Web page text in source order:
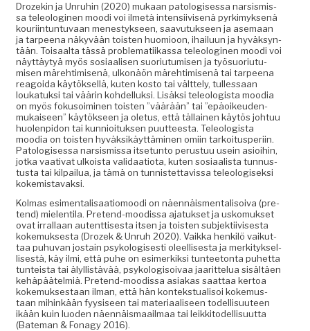
Drozekin ja Unruhin (2020) mukaan patol­o­gises­sa nar­sis­mis­
sa tele­ologi­nen moo­di voi ilmetä inten­si­ivisenä pyrkimyk­senä
kouri­in­tun­tu­vaan men­estyk­seen, saavu­tuk­seen ja ase­maan
ja tarpeena näkyvään tois­t­en huomioon, ihailu­un ja hyväksyn­
tään. Toisaal­ta tässä prob­lemati­ikas­sa tele­ologi­nen moo­di voi
näyt­täy­tyä myös sosi­aalisen suo­ri­u­tu­misen ja työ­suo­ri­u­tu­
misen märe­htimisenä, ulkonäön märe­htimisenä tai tarpeena
reagoi­da käytök­sel­lä, kuten kos­to tai vält­te­ly, tul­lessaan
loukatuk­si tai väärin kohdel­luk­si. Lisäk­si tele­ol­o­gista mood­ia
on myös foku­soimi­nen tois­t­en ”väärään” tai ”epäoikeu­den­
mukaiseen” käytök­seen ja ole­tus, että täl­lainen käytös johtuu
huolen­pidon tai kun­nioituk­sen puut­teesta. Tele­ol­o­gista
mood­ia on tois­t­en hyväk­sikäyt­tämi­nen omi­in tarkoi­tus­peri­in.
Patol­o­gises­sa nar­sis­mis­sa itse­tun­to perus­tuu usein asioi­hin,
jot­ka vaa­ti­vat ulkoista val­i­daa­tio­ta, kuten sosi­aal­ista tun­nus­
tus­ta tai kil­pailua, ja tämä on tun­nis­tet­tavis­sa tele­ol­o­gisek­si
kokemistavaksi.
Kol­mas esi­men­tal­isaa­tiomoo­di on näen­näis­men­tal­isoi­va (pre­
tend) mie­len­ti­la. Pre­tend-mood­is­sa ajatuk­set ja usko­muk­set
ovat irral­laan aut­ent­tis­es­ta itsen ja tois­t­en sub­jek­ti­ivis­es­ta
koke­muk­ses­ta (Drozek & Unruh 2020). Vaik­ka henkilö vaikut­
taa puhu­van jostain psykol­o­gis­es­ti oleel­lis­es­ta ja merk­i­tyk­sel­
lis­es­tä, käy ilmi, että puhe on esimerkik­si tun­tee­ton­ta puhet­ta
tun­teista tai älyl­listävää, psykol­o­gisoivaa jaarit­telua sisältäen
kehäpäätelmiä. Pre­tend-mood­is­sa asi­akas saat­taa ker­toa
koke­muk­ses­taan ilman, että hän kon­tek­stu­al­isoi koke­mus­
taan mihinkään fyy­siseen tai mate­ri­aaliseen todel­lisu­u­teen
ikään kuin luo­den näen­näis­maail­maa tai leikki­todel­lisu­ut­ta
(Bate­man & Fon­agy 2016).